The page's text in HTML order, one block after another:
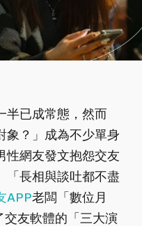
半已成常態，然而
象？」成為不少單身
性網友發文抱怨交友
「長相與談吐都不盡
APP老闆「數位月
友軟體的「三大演